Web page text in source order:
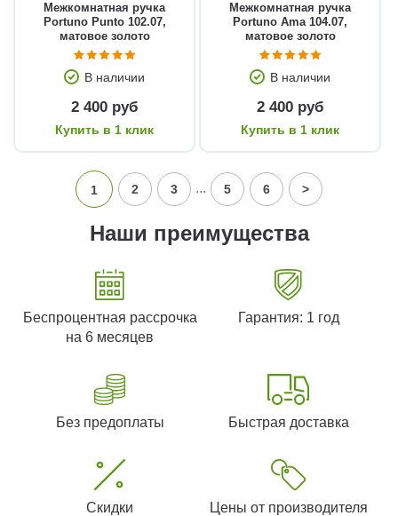
Межкомнатная ручка
Portuno Punto 102.07,
матовое золото
В наличии
2 400 руб
Купить в 1 клик
Межкомнатная ручка
Portuno Ama 104.07,
матовое золото
В наличии
2 400 руб
Купить в 1 клик
1 2 3 ... 5 6 >
Наши преимущества
Беспроцентная рассрочка
на 6 месяцев
Гарантия: 1 год
Без предоплаты Быстрая доставка
Скидки Цены от производителя